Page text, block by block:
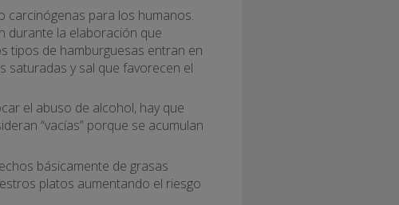
carcinógenas para los humanos.
durante la elaboración que
tipos de hamburguesas entran en
saturadas y sal que favorecen el
el abuso de alcohol, hay que
“vacías” porque se acumulan
básicamente de grasas
platos aumentando el riesgo